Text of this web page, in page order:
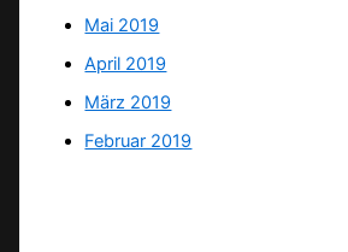
Mai 2019
April 2019
März 2019
Februar 2019